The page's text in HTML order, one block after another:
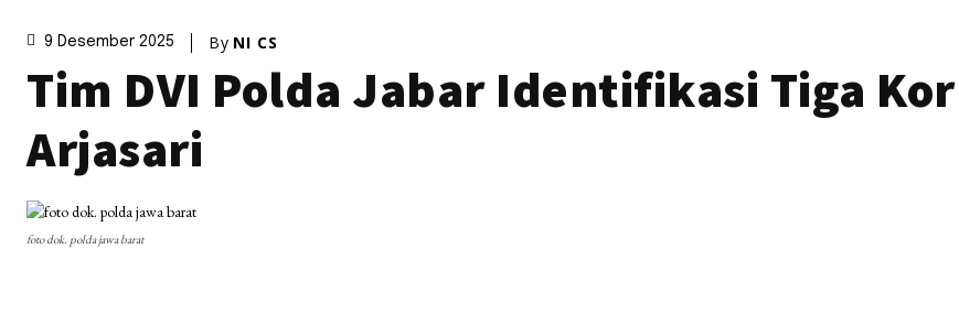
9 Desember 2025 By NI CS
Tim DVI Polda Jabar Identifikasi Tiga
Arjasari
foto dok. polda jawa barat